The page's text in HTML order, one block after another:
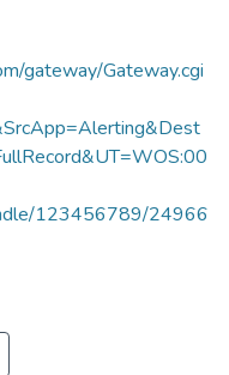
кафедрами
и специалистов
и
дисциплинам,
gateway/Gateway.cgi
123456789/24966